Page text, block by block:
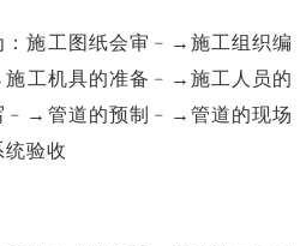
施工图纸会审﹣ →施工组织编
工机具的准备﹣→施工人员的
﹣→管道的预制﹣→管道的现场
验收